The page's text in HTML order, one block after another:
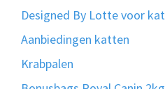
Designed By Lotte voor
Aanbiedingen katten
Krabpalen